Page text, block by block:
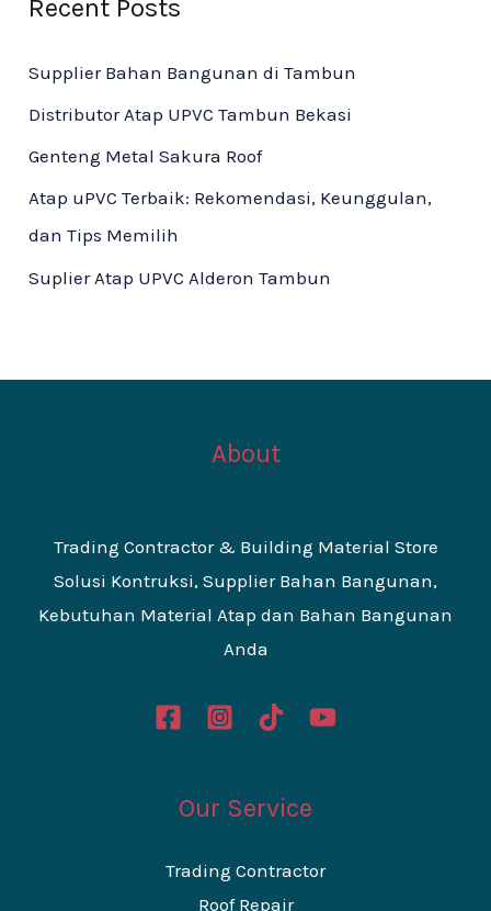
Recent Posts
Supplier Bahan Bangunan di Tambun
Distributor Atap UPVC Tambun Bekasi
Genteng Metal Sakura Roof
Atap uPVC Terbaik: Rekomendasi, Keunggulan,
dan Tips Memilih
Suplier Atap UPVC Alderon Tambun
About
Trading Contractor & Building Material Store
Solusi Kontruksi, Supplier Bahan Bangunan,
Kebutuhan Material Atap dan Bahan Bangunan
Anda
Our Service
Trading Contractor
Roof Repair